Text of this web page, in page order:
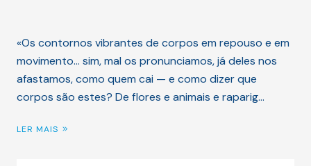
«Os contornos vibrantes de corpos em repouso e em
movimento… sim, mal os pronunciamos, já deles nos
afastamos, como quem cai — e como dizer que
corpos são estes? De flores e animais e raparig…
LER MAIS